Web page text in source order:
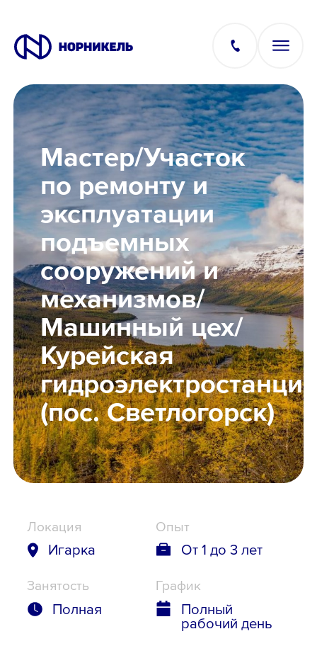
Вакансии
Производство
Офис
IT
Студентам
Школьникам
Локации
8 800 700-19-43
Мастер/Участок
по ремонту и
эксплуатации
подъемных
сооружений и
механизмов/
Машинный цех/
Курейская
(пос. Светлогорск)
Локация
Игарка
Опыт
От 1 до 3 лет
Занятость
Полная
График
Полный
рабочий день